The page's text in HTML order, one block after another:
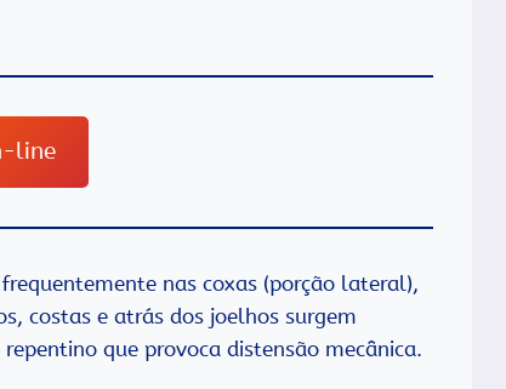
line
nas coxas (porção lateral),
costas e atrás dos joelhos surgem
que provoca distensão mecânica.